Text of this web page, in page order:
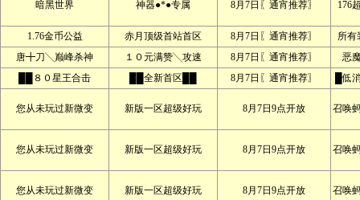
暗黑世界 神器●*●专属 8月7日〖通宵推荐〗 176
1.76金币公益 赤月顶级首站首区 8月7日〖通宵推荐〗
所有
唐╋刀╲巅峰杀神
１０元满赞╲攻速 8月7日〖通宵推荐〗
恶
██８０星王合击
██全新首区██ 8月7日〖通宵推荐〗 █低
您从未玩过新微变 新版一区超级好玩 8月7日9点开放 召唤
您从未玩过新微变 新版一区超级好玩 8月7日9点开放 召唤
您从未玩过新微变 新版一区超级好玩 8月7日9点开放 召唤